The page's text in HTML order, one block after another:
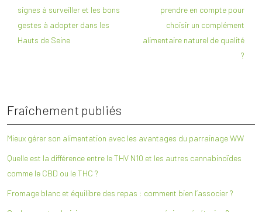
signes à surveiller et les bons
gestes à adopter dans les
Hauts de Seine
prendre en compte pour
choisir un complément
alimentaire naturel de qualité
?
Fraîchement publiés
Mieux gérer son alimentation avec les avantages du parrainage WW
Quelle est la différence entre le THV N10 et les autres cannabinoïdes
comme le CBD ou le THC ?
Fromage blanc et équilibre des repas : comment bien l’associer ?